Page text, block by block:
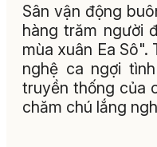
Sân vận động
hàng trăm người
mùa xuân Ea Sô".
nghệ ca ngợi
truyền thống của
chăm chú lắng